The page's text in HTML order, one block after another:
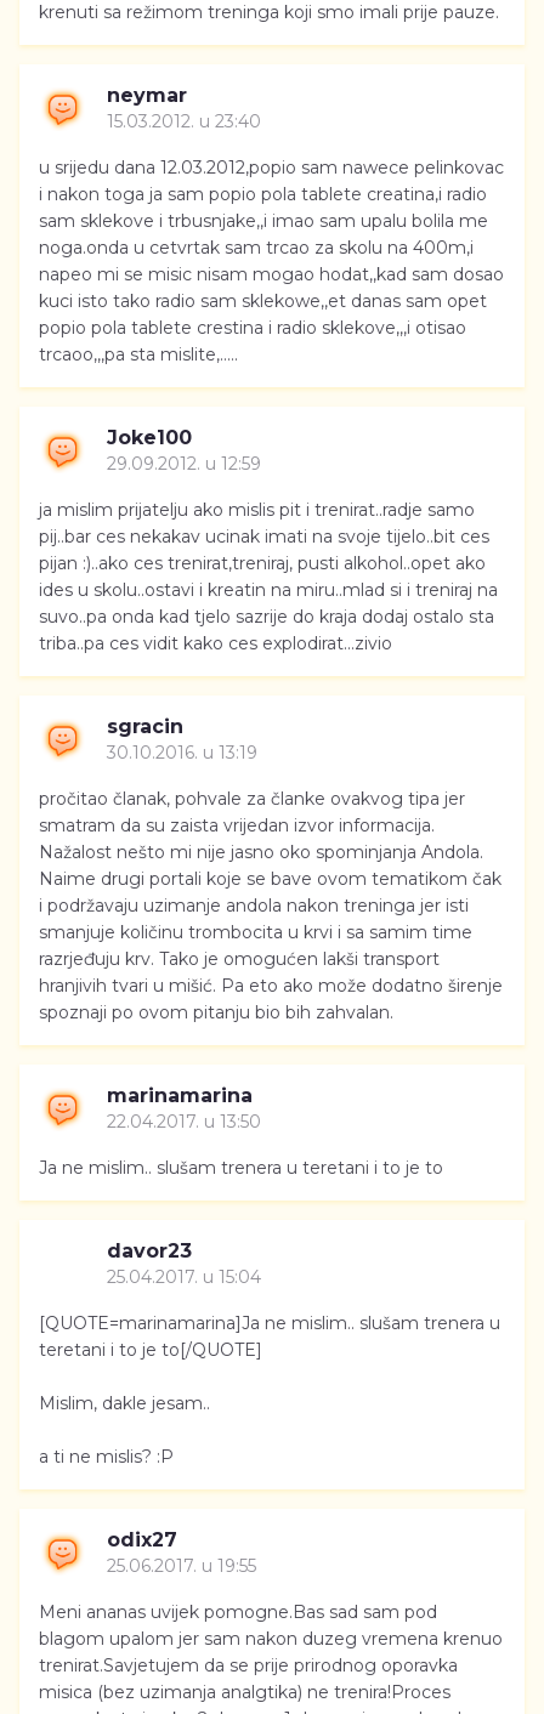
krenuti sa režimom treninga koji smo imali prije pauze.
neymar
15.03.2012. u 23:40
u srijedu dana 12.03.2012,popio sam nawece pelinkovac
i nakon toga ja sam popio pola tablete creatina,i radio
sam sklekove i trbusnjake,,i imao sam upalu bolila me
noga.onda u cetvrtak sam trcao za skolu na 400m,i
napeo mi se misic nisam mogao hodat,,kad sam dosao
kuci isto tako radio sam sklekowe,,et danas sam opet
popio pola tablete crestina i radio sklekove,,,i otisao
trcaoo,,,pa sta mislite,.....
Joke100
29.09.2012. u 12:59
ja mislim prijatelju ako mislis pit i trenirat..radje samo
pij..bar ces nekakav ucinak imati na svoje tijelo..bit ces
pijan :)..ako ces trenirat,treniraj, pusti alkohol..opet ako
ides u skolu..ostavi i kreatin na miru..mlad si i treniraj na
suvo..pa onda kad tjelo sazrije do kraja dodaj ostalo sta
triba..pa ces vidit kako ces explodirat...zivio
sgracin
30.10.2016. u 13:19
pročitao članak, pohvale za članke ovakvog tipa jer
smatram da su zaista vrijedan izvor informacija.
Nažalost nešto mi nije jasno oko spominjanja Andola.
Naime drugi portali koje se bave ovom tematikom čak
i podržavaju uzimanje andola nakon treninga jer isti
smanjuje količinu trombocita u krvi i sa samim time
razrjeđuju krv. Tako je omogućen lakši transport
hranjivih tvari u mišić. Pa eto ako može dodatno širenje
spoznaji po ovom pitanju bio bih zahvalan.
marinamarina
22.04.2017. u 13:50
Ja ne mislim.. slušam trenera u teretani i to je to
davor23
25.04.2017. u 15:04
[QUOTE=marinamarina]Ja ne mislim.. slušam trenera u
teretani i to je to[/QUOTE]
Mislim, dakle jesam..
a ti ne mislis? :P
odix27
25.06.2017. u 19:55
Meni ananas uvijek pomogne.Bas sad sam pod
blagom upalom jer sam nakon duzeg vremena krenuo
trenirat.Savjetujem da se prije prirodnog oporavka
misica (bez uzimanja analgtika) ne trenira!Proces